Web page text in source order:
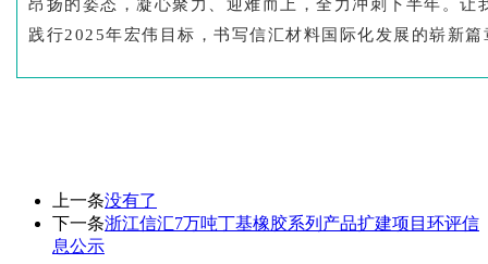
昂扬的姿态，凝心聚力、迎难而上，全力冲刺下半年。让
践行2025年宏伟目标，书写信汇材料国际化发展的崭新篇
上一条没有了
下一条浙江信汇7万吨丁基橡胶系列产品扩建项目环评信
息公示